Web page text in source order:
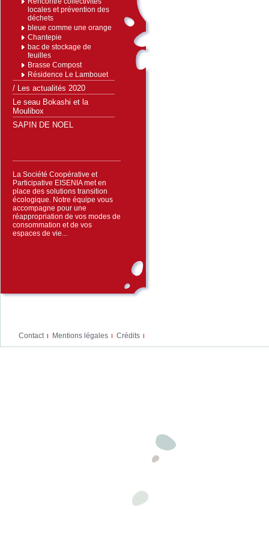
locales et prévention des
déchets
bleue comme une orange
Chantepie
bac de stockage de
feuilles
Brasse Compost
Résidence Le Lambouet
/ Les actualités 2020
Le seau Bokashi et la
Moulibox
SAPIN DE NOEL
La Société Coopérative et
Participative EISENIA met en
place des solutions transition
écologique. Notre équipe vous
accompagne pour une
réappropriation de vos modes de
consommation et de vos
espaces de vie...
Contact Mentions légales Crédits